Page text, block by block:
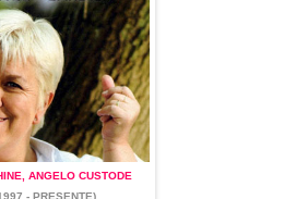
ANGELO CUSTODE
- PRESENTE)